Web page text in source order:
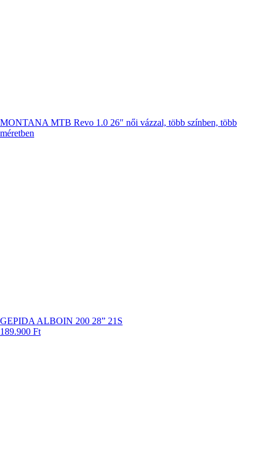
MONTANA MTB Revo 1.0 26″ női vázzal, több színben, több
méretben
GEPIDA ALBOIN 200 28” 21S
189.900 Ft